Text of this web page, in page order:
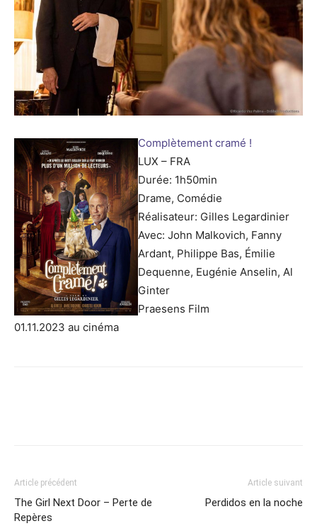
Complètement cramé !
LUX – FRA
Durée: 1h50min
Drame, Comédie
Réalisateur: Gilles Legardinier
Avec: John Malkovich, Fanny
Ardant, Philippe Bas, Émilie
Dequenne, Eugénie Anselin, Al
Ginter
Praesens Film
01.11.2023 au cinéma
Article précédent
The Girl Next Door – Perte de
Repères
Article suivant
Perdidos en la noche